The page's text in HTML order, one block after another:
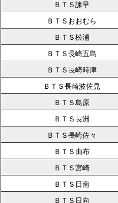
ＢＴＳ諫早
ＢＴＳおおむら
ＢＴＳ松浦
ＢＴＳ長崎五島
ＢＴＳ長崎時津
ＢＴＳ長崎波佐見
ＢＴＳ島原
ＢＴＳ長洲
ＢＴＳ長崎佐々
ＢＴＳ由布
ＢＴＳ宮崎
ＢＴＳ日南
ＢＴＳ日向